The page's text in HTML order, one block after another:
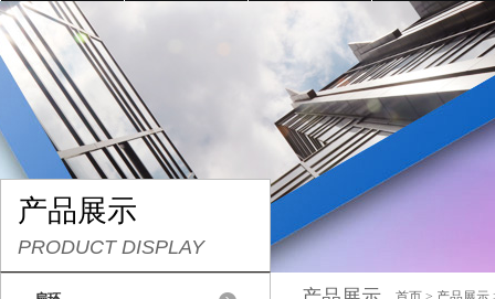
产品展示
PRODUCT DISPLAY